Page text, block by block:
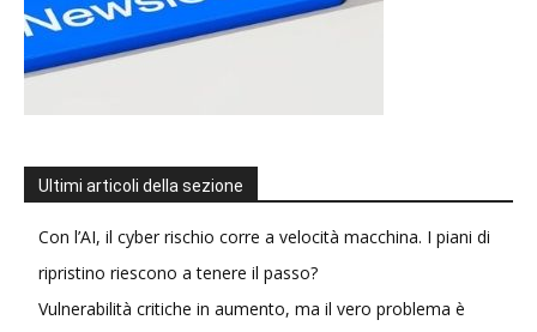
Ultimi articoli della sezione
Con l’AI, il cyber rischio corre a velocità macchina. I piani di
ripristino riescono a tenere il passo?
Vulnerabilità critiche in aumento, ma il vero problema è